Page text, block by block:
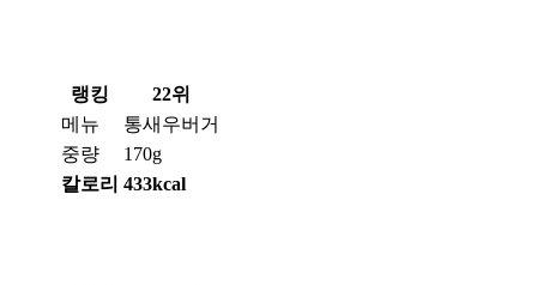
랭킹
22위
메뉴
통새우버거
중량
170g
칼로리 433kcal